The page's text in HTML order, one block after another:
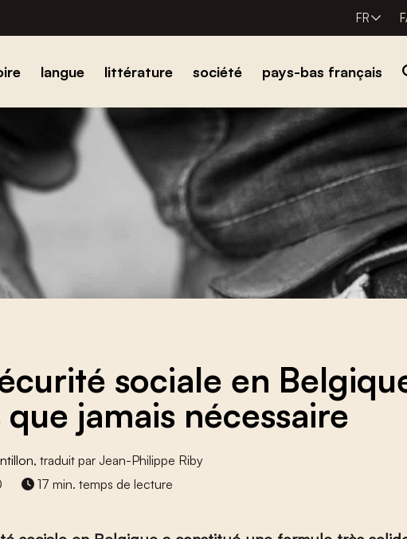
FR
langue littérature société pays-bas français
sociale en
que jamais nécessaire
, traduit par Jean-Philippe Riby
17 min. temps de lecture